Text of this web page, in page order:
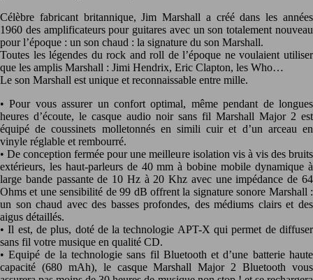
Célèbre fabricant britannique, Jim Marshall a créé dans les années
1960 des amplificateurs pour guitares avec un son totalement nouveau
pour l’époque : un son chaud : la signature du son Marshall.
Toutes les légendes du rock and roll de l’époque ne voulaient utiliser
que les amplis Marshall : Jimi Hendrix, Eric Clapton, les Who…
Le son Marshall est unique et reconnaissable entre mille.
• Pour vous assurer un confort optimal, même pendant de longues
heures d’écoute, le casque audio noir sans fil Marshall Major 2 est
équipé de coussinets molletonnés en simili cuir et d’un arceau en
vinyle réglable et rembourré.
• De conception fermée pour une meilleure isolation vis à vis des bruits
extérieurs, les haut-parleurs de 40 mm à bobine mobile dynamique à
large bande passante de 10 Hz à 20 Khz avec une impédance de 64
Ohms et une sensibilité de 99 dB offrent la signature sonore Marshall :
un son chaud avec des basses profondes, des médiums clairs et des
aigus détaillés.
• Il est, de plus, doté de la technologie APT-X qui permet de diffuser
sans fil votre musique en qualité CD.
• Equipé de la technologie sans fil Bluetooth et d’une batterie haute
capacité (680 mAh), le casque Marshall Major 2 Bluetooth vous